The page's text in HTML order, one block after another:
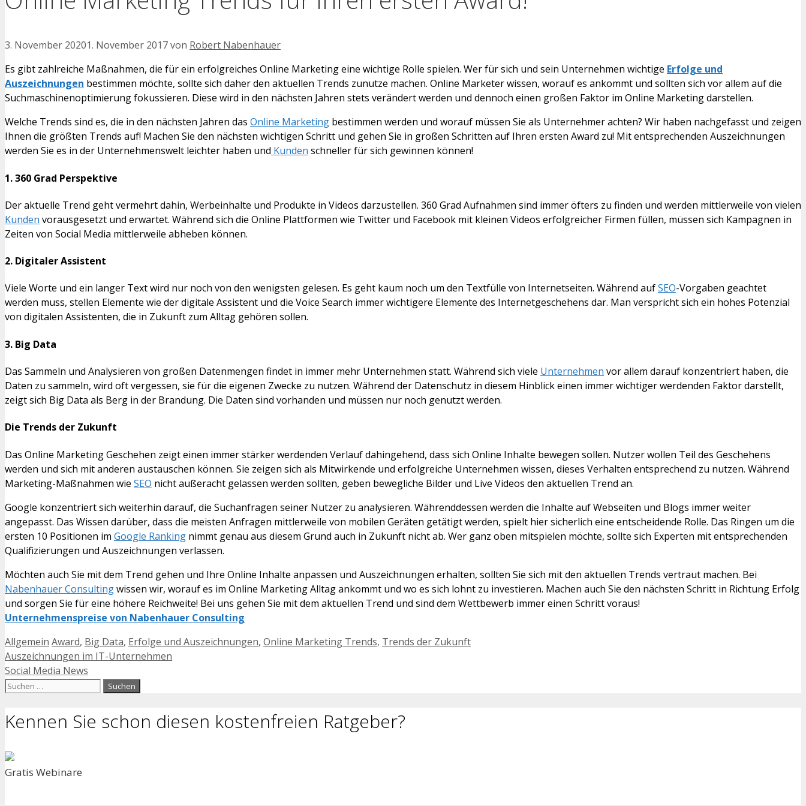
3. November 20201. November 2017von Robert Nabenhauer
Es gibt zahlreiche Maßnahmen, die für ein erfolgreiches Online Marketing eine wichtige Rolle spielen. Wer für sich und sein Unternehmen wichtige Erfolge und
Auszeichnungen bestimmen möchte, sollte sich daher den aktuellen Trends zunutze machen. Online Marketer wissen, worauf es ankommt und sollten sich vor allem auf die
Suchmaschinenoptimierung fokussieren. Diese wird in den nächsten Jahren stets verändert werden und dennoch einen großen Faktor im Online Marketing darstellen.
Welche Trends sind es, die in den nächsten Jahren das Online Marketing bestimmen werden und worauf müssen Sie als Unternehmer achten? Wir haben nachgefasst und zeigen
Ihnen die größten Trends auf! Machen Sie den nächsten wichtigen Schritt und gehen Sie in großen Schritten auf Ihren ersten Award zu! Mit entsprechenden Auszeichnungen
werden Sie es in der Unternehmenswelt leichter haben und Kunden schneller für sich gewinnen können!
1. 360 Grad Perspektive
Der aktuelle Trend geht vermehrt dahin, Werbeinhalte und Produkte in Videos darzustellen. 360 Grad Aufnahmen sind immer öfters zu finden und werden mittlerweile von vielen
Kunden vorausgesetzt und erwartet. Während sich die Online Plattformen wie Twitter und Facebook mit kleinen Videos erfolgreicher Firmen füllen, müssen sich Kampagnen in
Zeiten von Social Media mittlerweile abheben können.
2. Digitaler Assistent
Viele Worte und ein langer Text wird nur noch von den wenigsten gelesen. Es geht kaum noch um den Textfülle von Internetseiten. Während aufSEO-Vorgaben geachtet
werden muss, stellen Elemente wie der digitale Assistent und die Voice Search immer wichtigere Elemente des Internetgeschehens dar. Man verspricht sich ein hohes Potenzial
von digitalen Assistenten, die in Zukunft zum Alltag gehören sollen.
3. Big Data
Das Sammeln und Analysieren von großen Datenmengen findet in immer mehr Unternehmen statt. Während sich viele Unternehmen vor allem darauf konzentriert haben, die
Daten zu sammeln, wird oft vergessen, sie für die eigenen Zwecke zu nutzen. Während der Datenschutz in diesem Hinblick einen immer wichtiger werdenden Faktor darstellt,
zeigt sich Big Data als Berg in der Brandung. Die Daten sind vorhanden und müssen nur noch genutzt werden.
Die Trends der Zukunft
Das Online Marketing Geschehen zeigt einen immer stärker werdenden Verlauf dahingehend, dass sich Online Inhalte bewegen sollen. Nutzer wollen Teil des Geschehens
werden und sich mit anderen austauschen können. Sie zeigen sich als Mitwirkende und erfolgreiche Unternehmen wissen, dieses Verhalten entsprechend zu nutzen. Während
Marketing-Maßnahmen wie SEO nicht außeracht gelassen werden sollten, geben bewegliche Bilder und Live Videos den aktuellen Trend an.
Google konzentriert sich weiterhin darauf, die Suchanfragen seiner Nutzer zu analysieren. Währenddessen werden die Inhalte auf Webseiten und Blogs immer weiter
angepasst. Das Wissen darüber, dass die meisten Anfragen mittlerweile von mobilen Geräten getätigt werden, spielt hier sicherlich eine entscheidende Rolle. Das Ringen um die
ersten 10 Positionen im Google Ranking nimmt genau aus diesem Grund auch in Zukunft nicht ab. Wer ganz oben mitspielen möchte, sollte sich Experten mit entsprechenden
Qualifizierungen und Auszeichnungen verlassen.
Möchten auch Sie mit dem Trend gehen und Ihre Online Inhalte anpassen und Auszeichnungen erhalten, sollten Sie sich mit den aktuellen Trends vertraut machen. Bei
Nabenhauer Consultingwissen wir, worauf es im Online Marketing Alltag ankommt und wo es sich lohnt zu investieren. Machen auch Sie den nächsten Schritt in Richtung Erfolg
und sorgen Sie für eine höhere Reichweite! Bei uns gehen Sie mit dem aktuellen Trend und sind dem Wettbewerb immer einen Schritt voraus!
Unternehmenspreise von Nabenhauer Consulting
Kategorien
Allgemein Schlagwörter
Award, Big Data, Erfolge und Auszeichnungen, Online Marketing Trends, Trends der Zukunft
Auszeichnungen im IT-Unternehmen
Social Media News
Suchen
Kennen Sie schon diesen kostenfreien Ratgeber?
Gratis Webinare